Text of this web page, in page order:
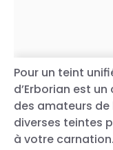
Pour un teint
d’Erborian est
des amateurs
diverses teintes
à votre